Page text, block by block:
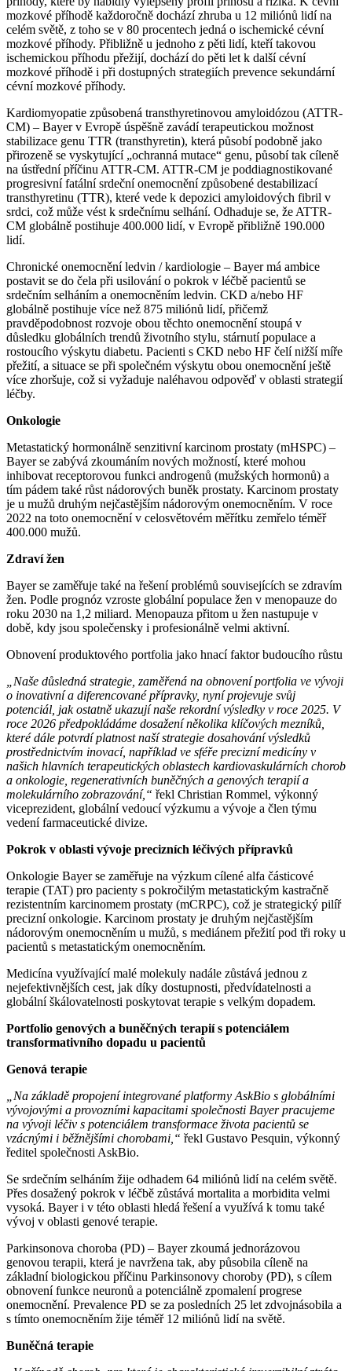
mozkové příhodě každoročně dochází zhruba u 12 miliónů lidí na
celém světě, z toho se v 80 procentech jedná o ischemické cévní
mozkové příhody. Přibližně u jednoho z pěti lidí, kteří takovou
ischemickou příhodu přežijí, dochází do pěti let k další cévní
mozkové příhodě i při dostupných strategiích prevence sekundární
cévní mozkové příhody.
Kardiomyopatie způsobená transthyretinovou amyloidózou (ATTR-
CM) – Bayer v Evropě úspěšně zavádí terapeutickou možnost
stabilizace genu TTR (transthyretin), která působí podobně jako
přirozeně se vyskytující „ochranná mutace“ genu, působí tak cíleně
na ústřední příčinu ATTR-CM. ATTR-CM je poddiagnostikované
progresivní fatální srdeční onemocnění způsobené destabilizací
transthyretinu (TTR), které vede k depozici amyloidových fibril v
srdci, což může vést k srdečnímu selhání. Odhaduje se, že ATTR-
CM globálně postihuje 400.000 lidí, v Evropě přibližně 190.000
lidí.
Chronické onemocnění ledvin / kardiologie – Bayer má ambice
postavit se do čela při usilování o pokrok v léčbě pacientů se
srdečním selháním a onemocněním ledvin. CKD a/nebo HF
globálně postihuje více než 875 miliónů lidí, přičemž
pravděpodobnost rozvoje obou těchto onemocnění stoupá v
důsledku globálních trendů životního stylu, stárnutí populace a
rostoucího výskytu diabetu. Pacienti s CKD nebo HF čelí nižší míře
přežití, a situace se při společném výskytu obou onemocnění ještě
více zhoršuje, což si vyžaduje naléhavou odpověď v oblasti strategií
léčby.
Onkologie
Metastatický hormonálně senzitivní karcinom prostaty (mHSPC) –
Bayer se zabývá zkoumáním nových možností, které mohou
inhibovat receptorovou funkci androgenů (mužských hormonů) a
tím pádem také růst nádorových buněk prostaty. Karcinom prostaty
je u mužů druhým nejčastějším nádorovým onemocněním. V roce
2022 na toto onemocnění v celosvětovém měřítku zemřelo téměř
400.000 mužů.
Zdraví žen
Bayer se zaměřuje také na řešení problémů souvisejících se zdravím
žen. Podle prognóz vzroste globální populace žen v menopauze do
roku 2030 na 1,2 miliard. Menopauza přitom u žen nastupuje v
době, kdy jsou společensky i profesionálně velmi aktivní.
Obnovení produktového portfolia jako hnací faktor budoucího růstu
„Naše důsledná strategie, zaměřená na obnovení portfolia ve vývoji
o inovativní a diferencované přípravky, nyní projevuje svůj
potenciál, jak ostatně ukazují naše rekordní výsledky v roce 2025. V
roce 2026 předpokládáme dosažení několika klíčových mezníků,
které dále potvrdí platnost naší strategie dosahování výsledků
prostřednictvím inovací, například ve sféře precizní medicíny v
našich hlavních terapeutických oblastech kardiovaskulárních chorob
a onkologie, regenerativních buněčných a genových terapií a
molekulárního zobrazování,“ řekl Christian Rommel, výkonný
viceprezident, globální vedoucí výzkumu a vývoje a člen týmu
vedení farmaceutické divize.
Pokrok v oblasti vývoje precizních léčivých přípravků
Onkologie Bayer se zaměřuje na výzkum cílené alfa částicové
terapie (TAT) pro pacienty s pokročilým metastatickým kastračně
rezistentním karcinomem prostaty (mCRPC), což je strategický pilíř
precizní onkologie. Karcinom prostaty je druhým nejčastějším
nádorovým onemocněním u mužů, s mediánem přežití pod tři roky u
pacientů s metastatickým onemocněním.
Medicína využívající malé molekuly nadále zůstává jednou z
nejefektivnějších cest, jak díky dostupnosti, předvídatelnosti a
globální škálovatelnosti poskytovat terapie s velkým dopadem.
Portfolio genových a buněčných terapií s potenciálem
transformativního dopadu u pacientů
Genová terapie
„Na základě propojení integrované platformy AskBio s globálními
vývojovými a provozními kapacitami společnosti Bayer pracujeme
na vývoji léčiv s potenciálem transformace života pacientů se
vzácnými i běžnějšími chorobami,“ řekl Gustavo Pesquin, výkonný
ředitel společnosti AskBio.
Se srdečním selháním žije odhadem 64 miliónů lidí na celém světě.
Přes dosažený pokrok v léčbě zůstává mortalita a morbidita velmi
vysoká. Bayer i v této oblasti hledá řešení a využívá k tomu také
vývoj v oblasti genové terapie.
Parkinsonova choroba (PD) – Bayer zkoumá jednorázovou
genovou terapii, která je navržena tak, aby působila cíleně na
základní biologickou příčinu Parkinsonovy choroby (PD), s cílem
obnovení funkce neuronů a potenciálně zpomalení progrese
onemocnění. Prevalence PD se za posledních 25 let zdvojnásobila a
s tímto onemocněním žije téměř 12 miliónů lidí na světě.
Buněčná terapie